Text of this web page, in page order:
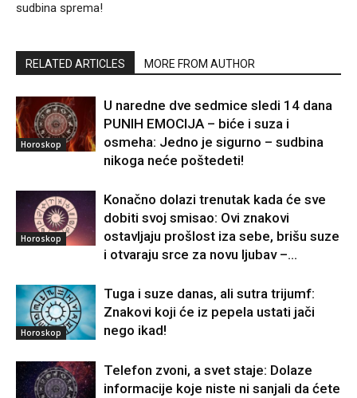
sudbina sprema!
RELATED ARTICLES MORE FROM AUTHOR
Horoskop
U naredne dve sedmice sledi 14 dana
PUNIH EMOCIJA – biće i suza i
osmeha: Jedno je sigurno – sudbina
nikoga neće poštedeti!
Horoskop
Konačno dolazi trenutak kada će sve
dobiti svoj smisao: Ovi znakovi
ostavljaju prošlost iza sebe, brišu suze
i otvaraju srce za novu ljubav –...
Horoskop
Tuga i suze danas, ali sutra trijumf:
Znakovi koji će iz pepela ustati jači
nego ikad!
Telefon zvoni, a svet staje: Dolaze
informacije koje niste ni sanjali da ćete